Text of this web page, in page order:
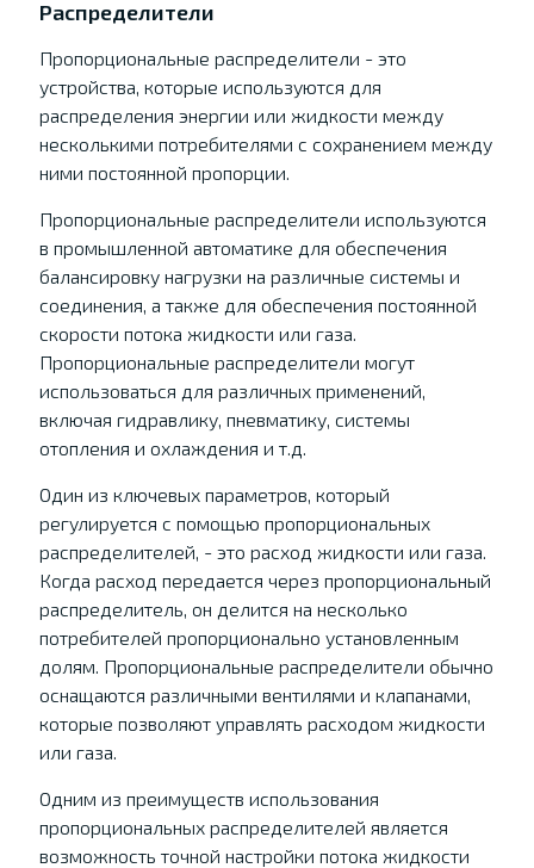
Распределители
Пропорциональные распределители - это
устройства, которые используются для
распределения энергии или жидкости между
несколькими потребителями с сохранением между
ними постоянной пропорции.
Пропорциональные распределители используются
в промышленной автоматике для обеспечения
балансировку нагрузки на различные системы и
соединения, а также для обеспечения постоянной
скорости потока жидкости или газа.
Пропорциональные распределители могут
использоваться для различных применений,
включая гидравлику, пневматику, системы
отопления и охлаждения и т.д.
Один из ключевых параметров, который
регулируется с помощью пропорциональных
распределителей, - это расход жидкости или газа.
Когда расход передается через пропорциональный
распределитель, он делится на несколько
потребителей пропорционально установленным
долям. Пропорциональные распределители обычно
оснащаются различными вентилями и клапанами,
которые позволяют управлять расходом жидкости
или газа.
Одним из преимуществ использования
пропорциональных распределителей является
возможность точной настройки потока жидкости